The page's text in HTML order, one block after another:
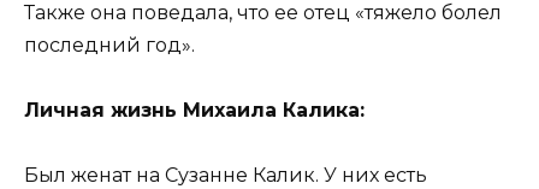
Также она поведала, что ее отец «тяжело болел
последний год».
Личная жизнь Михаила Калика:
Был женат на Сузанне Калик. У них есть